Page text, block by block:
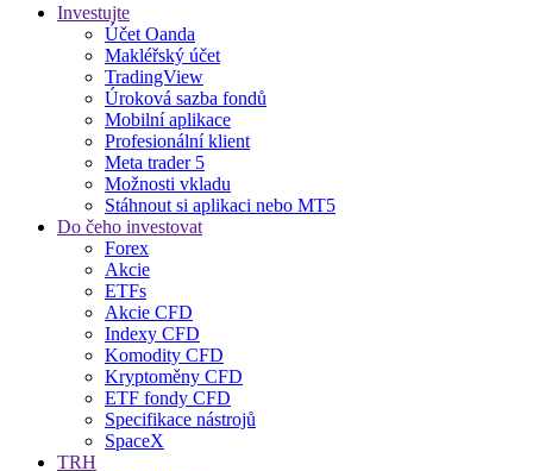
Investujte
Účet Oanda
Makléřský účet
TradingView
Úroková sazba fondů
Mobilní aplikace
Profesionální klient
Meta trader 5
Možnosti vkladu
Stáhnout si aplikaci nebo MT5
Do čeho investovat
Forex
Akcie
ETFs
Akcie CFD
Indexy CFD
Komodity CFD
Kryptoměny CFD
ETF fondy CFD
Specifikace nástrojů
SpaceX
TRH